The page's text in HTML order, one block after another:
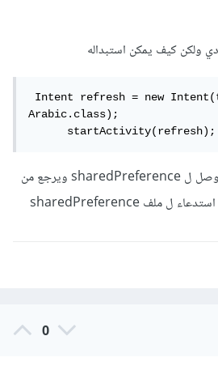
ولكن كيف يمكن استبداله
Intent refresh = new Intent(this,
Arabic.class);
      startActivity(refresh);
هو يعمل تحديث للاكتفي ويوصل ل sharedPreference ويرجع من
0